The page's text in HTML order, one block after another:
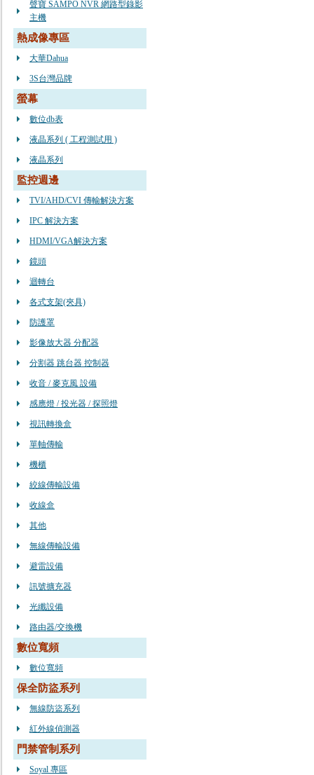
聲寶 SAMPO NVR 網路型錄影
主機
熱成像專區
大華Dahua
3S台灣品牌
螢幕
數位db表
液晶系列 ( 工程測試用 )
液晶系列
監控週邊
TVI/AHD/CVI 傳輸解決方案
IPC 解決方案
HDMI/VGA解決方案
鏡頭
迴轉台
各式支架(夾具)
防護罩
影像放大器 分配器
分割器 跳台器 控制器
收音 / 麥克風 設備
感應燈 / 投光器 / 探照燈
視訊轉換盒
單軸傳輸
機櫃
絞線傳輸設備
收線盒
其他
無線傳輸設備
避雷設備
訊號擴充器
光纖設備
路由器/交換機
數位寬頻
數位寬頻
保全防盜系列
無線防盜系列
紅外線偵測器
門禁管制系列
Soyal 專區